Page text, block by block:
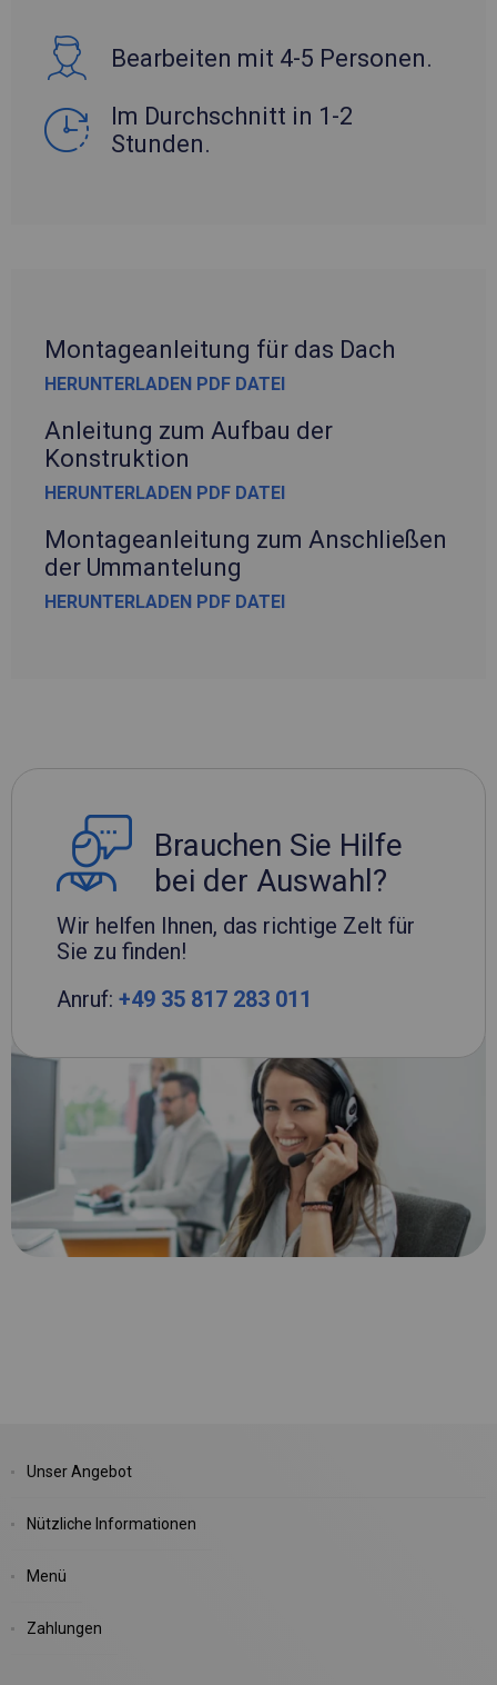
Bearbeiten mit 4-5 Personen.
Im Durchschnitt in 1-2
Stunden.
Montageanleitung für das Dach
HERUNTERLADEN PDF DATEI
Anleitung zum Aufbau der
Konstruktion
HERUNTERLADEN PDF DATEI
Montageanleitung zum Anschließen
der Ummantelung
HERUNTERLADEN PDF DATEI
Brauchen Sie Hilfe
bei der Auswahl?
Wir helfen Ihnen, das richtige Zelt für
Sie zu finden!
Anruf: +49 35 817 283 011
Unser Angebot
Nützliche Informationen
Menü
Zahlungen